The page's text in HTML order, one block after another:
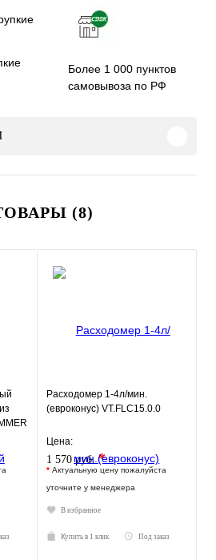
Более 1 000 пунктов
самовывоза по РФ
(8)
Расходомер 1-4л/мин.
(евроконус) VT.FLC15.0.0
Цена:
1 570 руб.*
* Актуальную цену пожалуйста
уточните у менеджера
В избранное
Купить в 1 клик Под заказ